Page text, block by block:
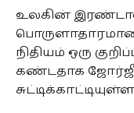
உலகின்
நிதியம் ஒரு
கண்டதாக